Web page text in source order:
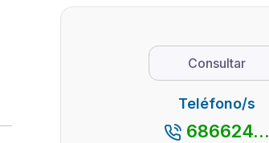
Consultar
Teléfono/s
686624...